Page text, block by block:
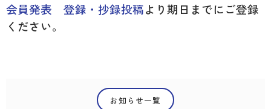
会員発表 登録・抄録投稿より期日までにご登録
ください。
第43回日本顎咬合学会学術大会・総会「事前参加登録」に関するお知ら
2025年度 支部学術大会開催日程・会場のお知らせ
お知らせ一覧